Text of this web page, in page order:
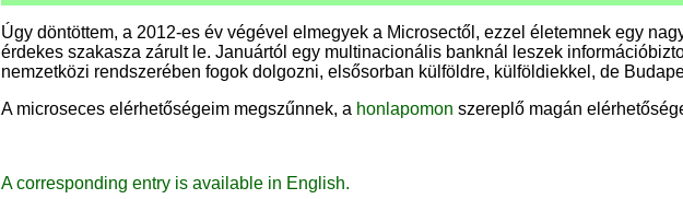
Úgy döntöttem, a 2012-es év végével elmegyek a Microsectől, ezzel életemnek egy
érdekes szakasza zárult le. Januártól egy multinacionális banknál leszek
nemzetközi rendszerében fogok dolgozni, elsősorban külföldre, külföldiekkel, de
A microseces elérhetőségeim megszűnnek, a honlapomon szereplő magán
A corresponding entry is available in English.